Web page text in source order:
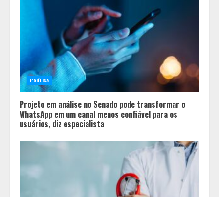
3
políticas podem influenciar
investimentos e o consumo em
Minas Gerais
Concurso O Quilo é Nosso-
Restaurante Beggiato é eleito o
melhor restaurante a quilo de
Minas Gerais
Política
Projeto em análise no Senado pode transformar o
WhatsApp em um canal menos confiável para os
usuários, diz especialista